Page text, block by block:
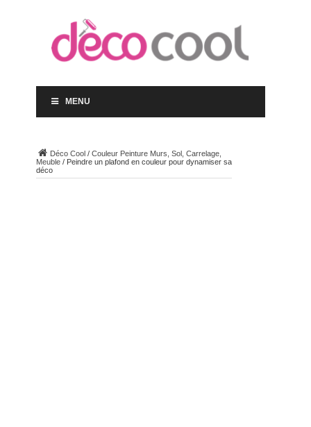
MENU
Déco Cool/ Couleur Peinture Murs, Sol, Carrelage,
Meuble/ Peindre un plafond en couleur pour dynamiser sa
déco